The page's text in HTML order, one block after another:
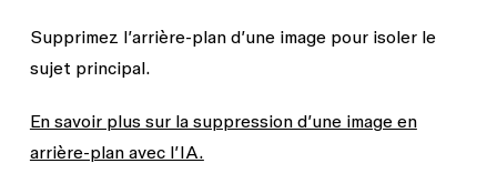
Supprimez l’arrière-plan d’une image pour isoler le
sujet principal.
En savoir plus sur la suppression d’une image en
arrière-plan avec l’IA.